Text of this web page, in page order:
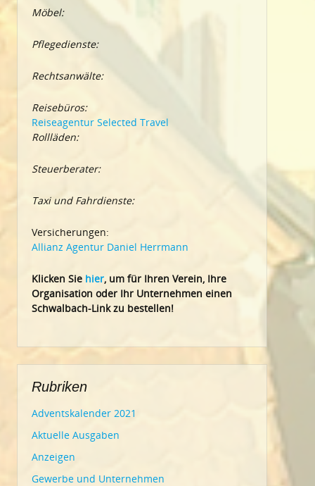
Möbel:
Pflegedienste:
Rechtsanwälte:
Reisebüros:
Reiseagentur Selected Travel
Rollläden:
Steuerberater:
Taxi und Fahrdienste:
Versicherungen:
Allianz Agentur Daniel Herrmann
Klicken Sie hier, um für Ihren Verein, Ihre
Organisation oder Ihr Unternehmen einen
Schwalbach-Link zu bestellen!
Rubriken
Adventskalender 2021
Aktuelle Ausgaben
Anzeigen
Gewerbe und Unternehmen